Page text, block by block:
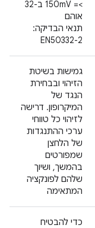
>= 150mV ב-32
אוהם
תנאי הבדיקה:
EN50332-2
גמישות בשיטת
הזיהוי ובבחירת
הנגד של
המיקרופון. דרישה
לזיהוי כל טווחי
ערכי ההתנגדות
של הלחצן
שמפורטים
בהמשך, ושיוך
שלהם לפונקציה
המתאימה
כדי להבטיח